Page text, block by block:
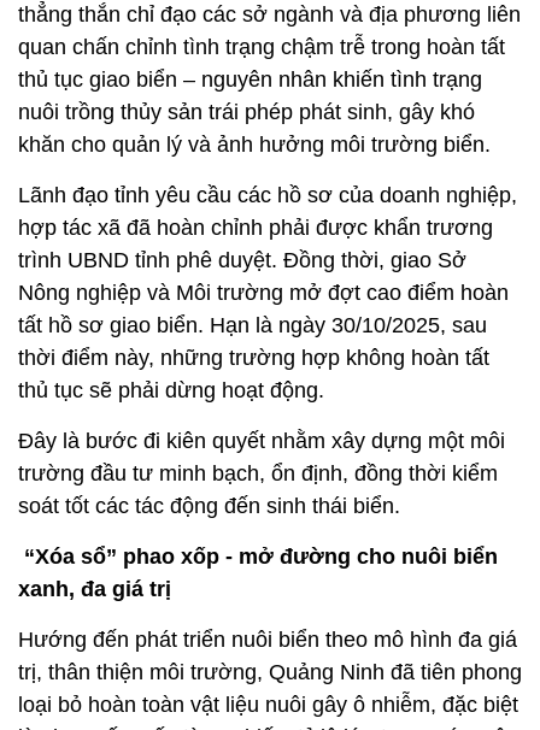
thẳng thắn chỉ đạo các sở ngành và địa phương liên
quan chấn chỉnh tình trạng chậm trễ trong hoàn tất
thủ tục giao biển – nguyên nhân khiến tình trạng
nuôi trồng thủy sản trái phép phát sinh, gây khó
khăn cho quản lý và ảnh hưởng môi trường biển.
Lãnh đạo tỉnh yêu cầu các hồ sơ của doanh nghiệp,
hợp tác xã đã hoàn chỉnh phải được khẩn trương
trình UBND tỉnh phê duyệt. Đồng thời, giao Sở
Nông nghiệp và Môi trường mở đợt cao điểm hoàn
tất hồ sơ giao biển. Hạn là ngày 30/10/2025, sau
thời điểm này, những trường hợp không hoàn tất
thủ tục sẽ phải dừng hoạt động.
Đây là bước đi kiên quyết nhằm xây dựng một môi
trường đầu tư minh bạch, ổn định, đồng thời kiểm
soát tốt các tác động đến sinh thái biển.
“Xóa sổ” phao xốp - mở đường cho nuôi biển
xanh, đa giá trị
Hướng đến phát triển nuôi biển theo mô hình đa giá
trị, thân thiện môi trường, Quảng Ninh đã tiên phong
loại bỏ hoàn toàn vật liệu nuôi gây ô nhiễm, đặc biệt